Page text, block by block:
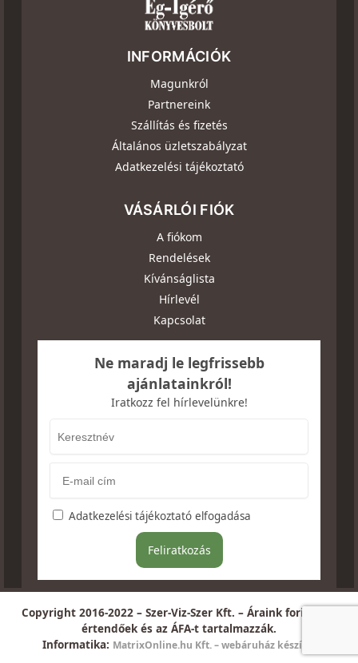
INFORMÁCIÓK
Magunkról
Partnereink
Szállítás és fizetés
Általános üzletszabályzat
Adatkezelési tájékoztató
VÁSÁRLÓI FIÓK
A fiókom
Rendelések
Kívánságlista
Hírlevél
Kapcsolat
Ne maradj le legfrissebb
ajánlatainkról!
Iratkozz fel hírlevelünkre!
Adatkezelési tájékoztató elfogadása
Copyright 2016-2022 – Szer-Viz-Szer Kft. – Áraink forintban
értendőek és az ÁFA-t tartalmazzák.
Informatika: MatrixOnline.hu Kft. – webáruház készítés